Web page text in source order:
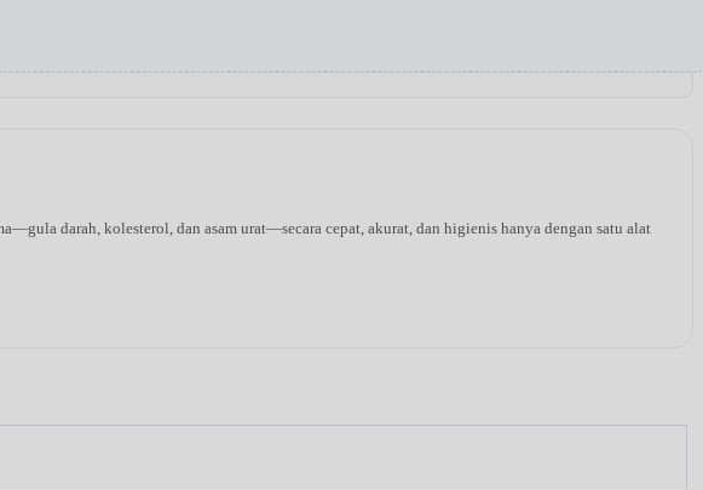
darah, kolesterol, dan asam urat—secara cepat, akurat, dan higienis hanya dengan satu alat